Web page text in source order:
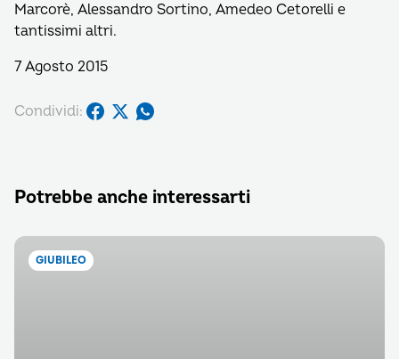
Marcorè, Alessandro Sortino, Amedeo Cetorelli e
tantissimi altri.
7 Agosto 2015
Condividi:
Potrebbe anche interessarti
GIUBILEO